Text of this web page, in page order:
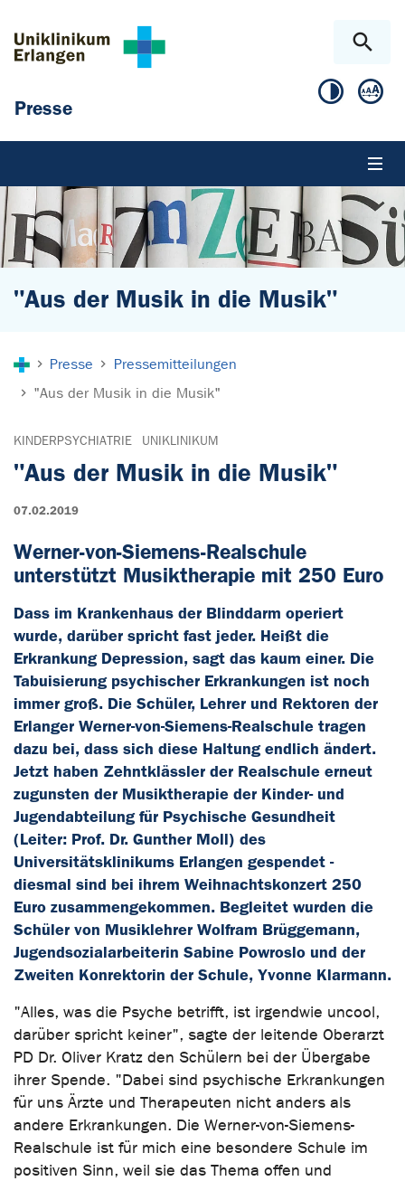
Presse
"Aus der Musik in die Musik"
Presse
Pressemitteilungen
"Aus der Musik in die Musik"
KINDERPSYCHIATRIE UNIKLINIKUM
"Aus der Musik in die Musik"
07.02.2019
Werner-von-Siemens-Realschule
unterstützt Musiktherapie mit 250 Euro
Dass im Krankenhaus der Blinddarm operiert
wurde, darüber spricht fast jeder. Heißt die
Erkrankung Depression, sagt das kaum einer. Die
Tabuisierung psychischer Erkrankungen ist noch
immer groß. Die Schüler, Lehrer und Rektoren der
Erlanger Werner-von-Siemens-Realschule tragen
dazu bei, dass sich diese Haltung endlich ändert.
Jetzt haben Zehntklässler der Realschule erneut
zugunsten der Musiktherapie der Kinder- und
Jugendabteilung für Psychische Gesundheit
(Leiter: Prof. Dr. Gunther Moll) des
Universitätsklinikums Erlangen gespendet -
diesmal sind bei ihrem Weihnachtskonzert 250
Euro zusammengekommen. Begleitet wurden die
Schüler von Musiklehrer Wolfram Brüggemann,
Jugendsozialarbeiterin Sabine Powroslo und der
Zweiten Konrektorin der Schule, Yvonne Klarmann.
"Alles, was die Psyche betrifft, ist irgendwie uncool,
darüber spricht keiner", sagte der leitende Oberarzt
PD Dr. Oliver Kratz den Schülern bei der Übergabe
ihrer Spende. "Dabei sind psychische Erkrankungen
für uns Ärzte und Therapeuten nicht anders als
andere Erkrankungen. Die Werner-von-Siemens-
Realschule ist für mich eine besondere Schule im
positiven Sinn, weil sie das Thema offen und